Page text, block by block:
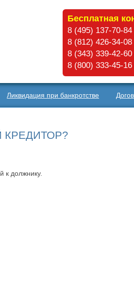
Ликвидация при банкротстве
Бесплатная
8 (495) 137-70-
8 (812) 426-34-
8 (343) 339-42-
8 (800) 333-45-
КРЕДИТОР?
к должнику.